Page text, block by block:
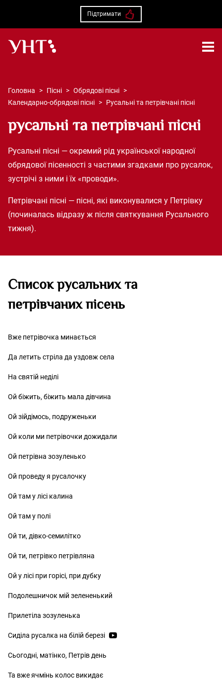
Підтримати
Головна > Пісні > Обрядові пісні >
Календарно-обрядові пісні > Русальні та петрівчані пісні
русальні та петрівчані пісні
Русальні пісні — окремий рід української народної
обрядової пісенності з частими згадками про русалок,
зустрічі з ними і їх «проводи».
Петрівчані пісні — пісні, які виконувалися у Петрівку
(починалась відразу ж після святкування Русального
тижня).
Список русальних та
петрівчаних пісень
Вже петрівочка минається
Да летить стріла да уздовж села
На святій неділі
Ой біжить, біжить мала дівчина
Ой зійдімось, подруженьки
Ой коли ми петрівочки дожидали
Ой петрівна зозуленько
Ой проведу я русалочку
Ой там у лісі калина
Ой там у полі
Ой ти, дівко-семилітко
Ой ти, петрівко петрівляна
Ой у лісі при горісі, при дубку
Подолешничок мій зелененький
Прилетіла зозуленька
Сиділа русалка на білій березі
Сьогодні, матінко, Петрів день
Та вже ячмінь колос викидає